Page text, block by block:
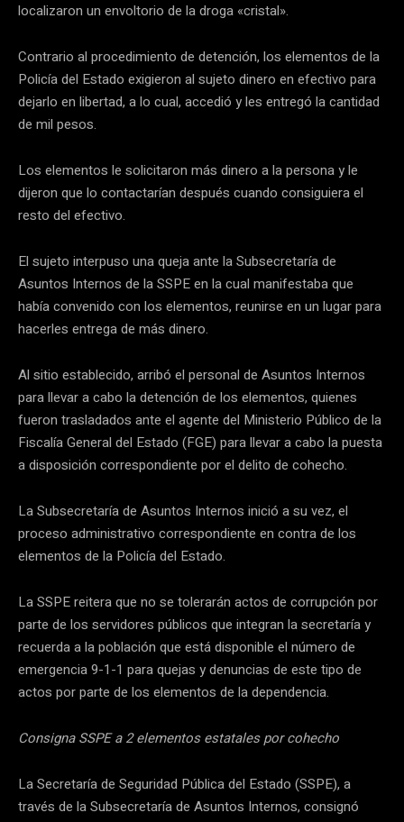
localizaron un envoltorio de la droga «cristal».
Contrario al procedimiento de detención, los elementos de la
Policía del Estado exigieron al sujeto dinero en efectivo para
dejarlo en libertad, a lo cual, accedió y les entregó la cantidad
de mil pesos.
Los elementos le solicitaron más dinero a la persona y le
dijeron que lo contactarían después cuando consiguiera el
resto del efectivo.
El sujeto interpuso una queja ante la Subsecretaría de
Asuntos Internos de la SSPE en la cual manifestaba que
había convenido con los elementos, reunirse en un lugar para
hacerles entrega de más dinero.
Al sitio establecido, arribó el personal de Asuntos Internos
para llevar a cabo la detención de los elementos, quienes
fueron trasladados ante el agente del Ministerio Público de la
Fiscalía General del Estado (FGE) para llevar a cabo la puesta
a disposición correspondiente por el delito de cohecho.
La Subsecretaría de Asuntos Internos inició a su vez, el
proceso administrativo correspondiente en contra de los
elementos de la Policía del Estado.
La SSPE reitera que no se tolerarán actos de corrupción por
parte de los servidores públicos que integran la secretaría y
recuerda a la población que está disponible el número de
emergencia 9-1-1 para quejas y denuncias de este tipo de
actos por parte de los elementos de la dependencia.
Consigna SSPE a 2 elementos estatales por cohecho
La Secretaría de Seguridad Pública del Estado (SSPE), a
través de la Subsecretaría de Asuntos Internos, consignó